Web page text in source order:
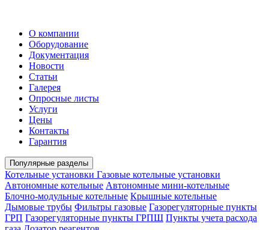
О компании
Оборудование
Документация
Новости
Статьи
Галерея
Опросные листы
Услуги
Цены
Контакты
Гарантия
Популярные разделы
Котельные установки Газовые котельные установки
Автономные котельные Автономные мини-котельные
Блочно-модульные котельные Крышные котельные
Дымовые трубы Фильтры газовые Газорегуляторные пункты
ГРП Газорегуляторные пункты ГРПШ Пункты учета расхода